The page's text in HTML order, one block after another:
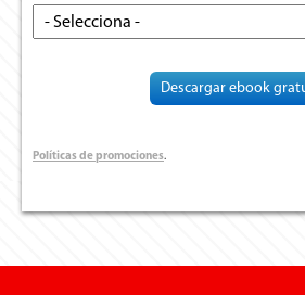
Políticas de promociones.